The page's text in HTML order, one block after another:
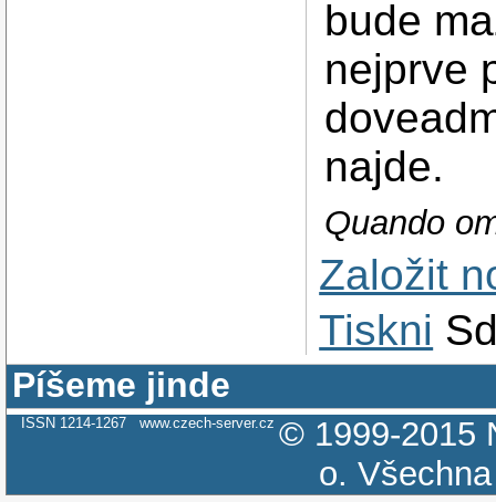
bude
nejprve
najde.
Quando
Založit
Tiskni
Píšeme jinde
ISSN 1214-1267 www.czech-server.cz © 1999-2015
o.